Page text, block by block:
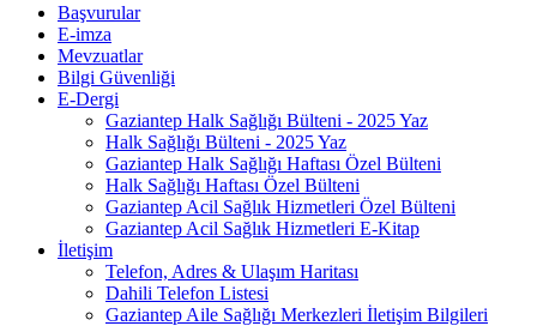
Başvurular
E-imza
Mevzuatlar
Bilgi Güvenliği
E-Dergi
Gaziantep Halk Sağlığı Bülteni - 2025 Yaz
Halk Sağlığı Bülteni - 2025 Yaz
Gaziantep Halk Sağlığı Haftası Özel Bülteni
Halk Sağlığı Haftası Özel Bülteni
Gaziantep Acil Sağlık Hizmetleri Özel Bülteni
Gaziantep Acil Sağlık Hizmetleri E-Kitap
İletişim
Telefon, Adres & Ulaşım Haritası
Dahili Telefon Listesi
Gaziantep Aile Sağlığı Merkezleri İletişim Bilgileri